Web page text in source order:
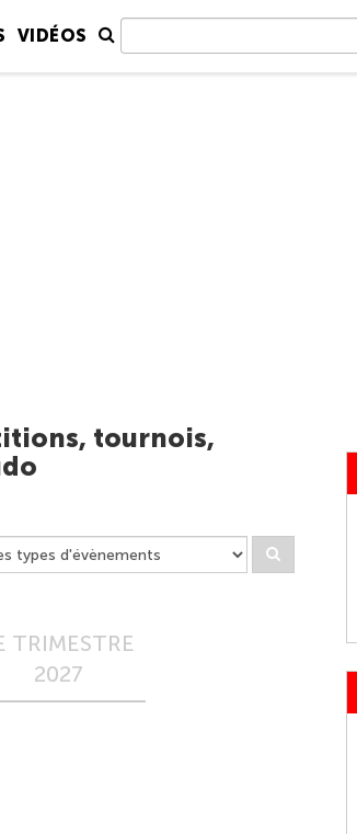
VIDÉOS
tournois,
TRIMESTRE
2027